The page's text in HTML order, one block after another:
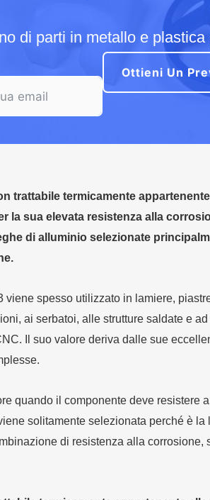
di parti in metallo e
Ottieni Un
trattabile termicamente
la sua elevata resistenza alla
di alluminio selezionate
spesso utilizzato in lamiere,
ai serbatoi, alle strutture saldate e
Il suo valore deriva dalle sue
quando il componente deve resistere
solitamente selezionata perché è
di resistenza alla